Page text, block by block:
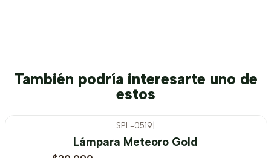
También podría interesarte uno de
estos
SPL-0519
Lámpara Meteoro Gold